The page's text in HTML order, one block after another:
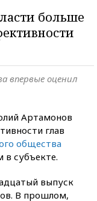
больше
впервые оценил
Артамонов
глав
общества
в субъекте.
выпуск
В прошлом,